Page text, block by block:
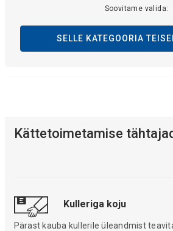
Soovitame valida:
SELLE KATEGOORIA
Kättetoimetamise
Kulleriga koju
Pärast kauba kullerile üleandmist